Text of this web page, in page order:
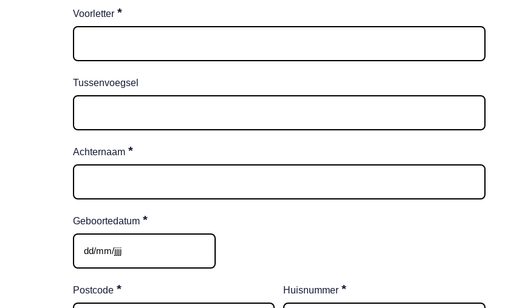
Voorletter *
Tussenvoegsel
Achternaam *
Geboortedatum *
DD
slash
MM
slash
Postcode * Huisnummer *